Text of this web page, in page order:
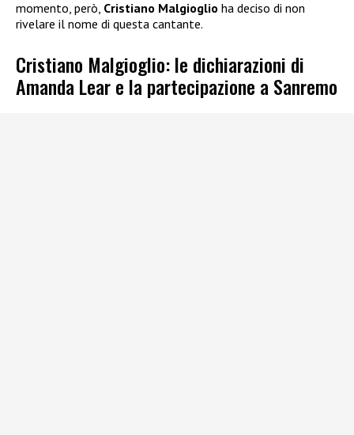
momento, però, Cristiano Malgioglio ha deciso di non
rivelare il nome di questa cantante.
Cristiano Malgioglio: le dichiarazioni di
Amanda Lear e la partecipazione a Sanremo